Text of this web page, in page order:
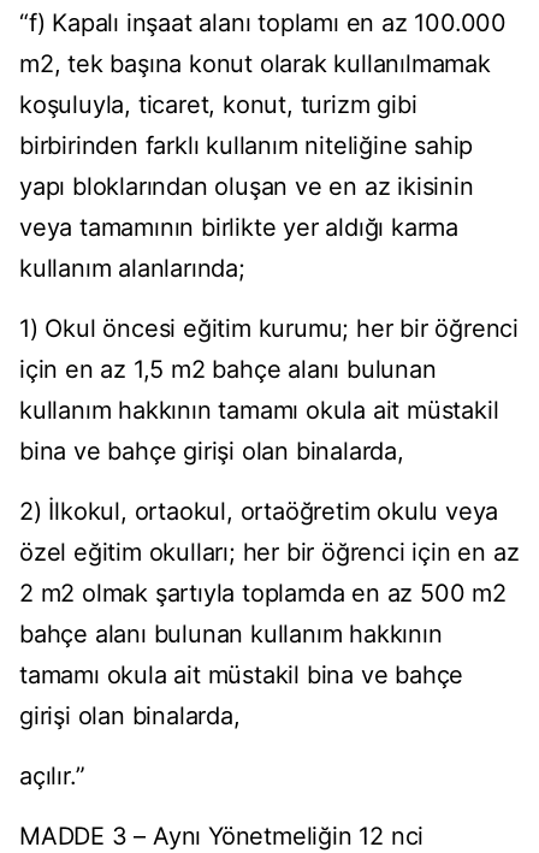
“f) Kapalı inşaat alanı toplamı en az 100.000
m2, tek başına konut olarak kullanılmamak
koşuluyla, ticaret, konut, turizm gibi
birbirinden farklı kullanım niteliğine sahip
yapı bloklarından oluşan ve en az ikisinin
veya tamamının birlikte yer aldığı karma
kullanım alanlarında;
1) Okul öncesi eğitim kurumu; her bir öğrenci
için en az 1,5 m2 bahçe alanı bulunan
kullanım hakkının tamamı okula ait müstakil
bina ve bahçe girişi olan binalarda,
2) İlkokul, ortaokul, ortaöğretim okulu veya
özel eğitim okulları; her bir öğrenci için en az
2 m2 olmak şartıyla toplamda en az 500 m2
bahçe alanı bulunan kullanım hakkının
tamamı okula ait müstakil bina ve bahçe
girişi olan binalarda,
açılır.”
MADDE 3 – Aynı Yönetmeliğin 12 nci